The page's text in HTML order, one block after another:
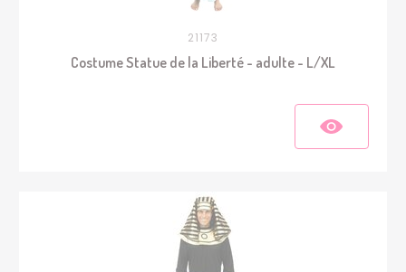
21173
Costume Statue de la Liberté - adulte - L/XL